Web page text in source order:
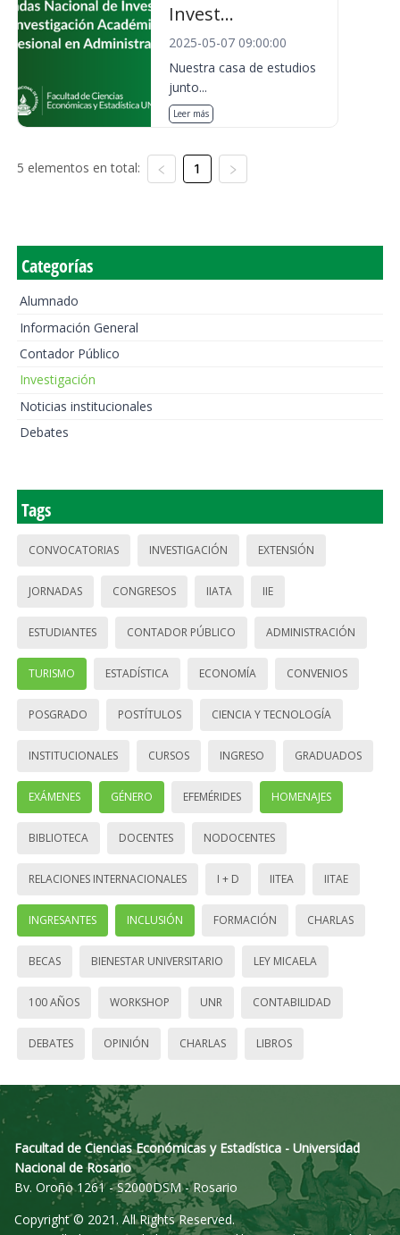
Invest...
2025-05-07 09:00:00
Nuestra casa de estudios
junto...
Leer más
5 elementos en total: 1
Categorías
Alumnado
Información General
Contador Público
Investigación
Noticias institucionales
Debates
Tags
CONVOCATORIAS INVESTIGACIÓN EXTENSIÓN
JORNADAS CONGRESOS IIATA IIE
ESTUDIANTES CONTADOR PÚBLICO ADMINISTRACIÓN
TURISMO ESTADÍSTICA ECONOMÍA CONVENIOS
POSGRADO POSTÍTULOS CIENCIA Y TECNOLOGÍA
INSTITUCIONALES CURSOS INGRESO GRADUADOS
EXÁMENES GÉNERO EFEMÉRIDES HOMENAJES
BIBLIOTECA DOCENTES NODOCENTES
RELACIONES INTERNACIONALES I + D IITEA IITAE
INGRESANTES INCLUSIÓN FORMACIÓN CHARLAS
BECAS BIENESTAR UNIVERSITARIO LEY MICAELA
100 AÑOS WORKSHOP UNR CONTABILIDAD
DEBATES OPINIÓN CHARLAS LIBROS
Facultad de Ciencias Económicas y Estadística - Universidad
Nacional de Rosario
Bv. Oroño 1261 - S2000DSM - Rosario
Copyright © 2021. All Rights Reserved.